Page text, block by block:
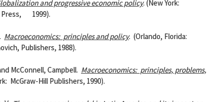
and progressive economic policy. (New York:
Press, 1999).
Macroeconomics: principles and policy. (Orlando, Florida:
Publishers, 1988).
Campbell. Macroeconomics: principles, problems,
McGraw-Hill Publishers, 1990).